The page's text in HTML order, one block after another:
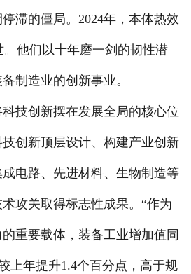
滞的僵局。2024年，本体热效
。他们以十年磨一剑的韧性潜
制造业的创新事业。
创新摆在发展全局的核心位
创新顶层设计、构建产业创新
电路、先进材料、生物制造等
攻关取得标志性成果。“作为
重要载体，装备工业增加值同
上年提升1.4个百分点，高于规